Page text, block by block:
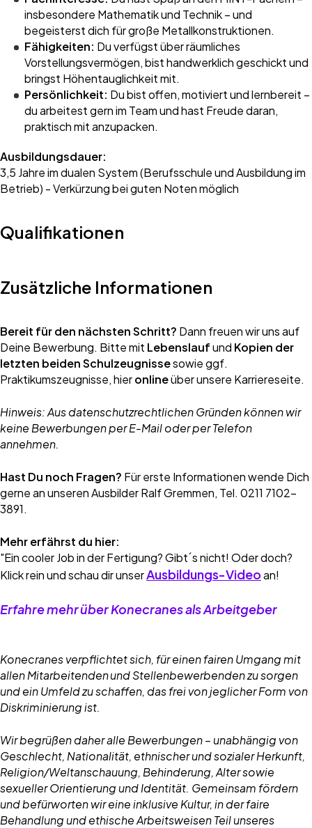
insbesondere Mathematik und Technik – und
begeisterst dich für große Metallkonstruktionen.
Fähigkeiten: Du verfügst über räumliches
Vorstellungsvermögen, bist handwerklich geschickt und
bringst Höhentauglichkeit mit.
Persönlichkeit: Du bist offen, motiviert und lernbereit –
du arbeitest gern im Team und hast Freude daran,
praktisch mit anzupacken.
Ausbildungsdauer:
3,5 Jahre im dualen System (Berufsschule und Ausbildung im
Betrieb) - Verkürzung bei guten Noten möglich
Qualifikationen
Zusätzliche Informationen
Bereit für den nächsten Schritt? Dann freuen wir uns auf
Deine Bewerbung. Bitte mit Lebenslaufund Kopien der
letzten beiden Schulzeugnissesowie ggf.
Praktikumszeugnisse, hieronlineüber unsere Karriereseite.
Hinweis: Aus datenschutzrechtlichen Gründen können wir
keine Bewerbungen per E-Mail oder per Telefon
annehmen.
Hast Du noch Fragen? Für erste Informationen wende Dich
gerne an unseren Ausbilder Ralf Gremmen, Tel. 0211 7102-
3891.
Mehr erfährst du hier:
"Ein cooler Job in der Fertigung? Gibt´s nicht! Oder doch?
Klick rein und schau dir unserAusbildungs-Videoan!
Erfahre mehr über Konecranes als Arbeitgeber
Konecranes verpflichtet sich, für einen fairen Umgang mit
allen Mitarbeitenden und Stellenbewerbenden zu sorgen
und ein Umfeld zu schaffen, das frei von jeglicher Form von
Diskriminierung ist.
Wir begrüßen daher alle Bewerbungen – unabhängig von
Geschlecht, Nationalität, ethnischer und sozialer Herkunft,
Religion/Weltanschauung, Behinderung, Alter sowie
sexueller Orientierung und Identität. Gemeinsam fördern
und befürworten wir eine inklusive Kultur, in der faire
Behandlung und ethische Arbeitsweisen Teil unseres